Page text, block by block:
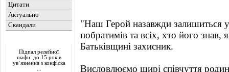
Цитати
Актуально
Скандали
Підпал релейної
шафи: до 15 років
ув’язнення з конфіска
"Наш Герой назавжди залишиться у
побратимів та всіх, хто його знав,
Батьківщині захисник.
Висловлюємо щирі співчуття